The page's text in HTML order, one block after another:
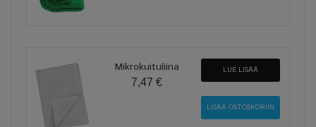
Mikrokuituliina
7,47 €
LUE LISÄÄ